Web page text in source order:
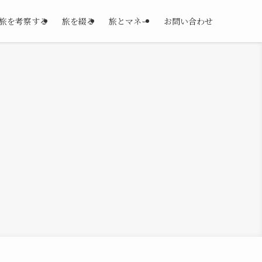
を考察する 旅を綴る 旅とマネー お問い合わせ